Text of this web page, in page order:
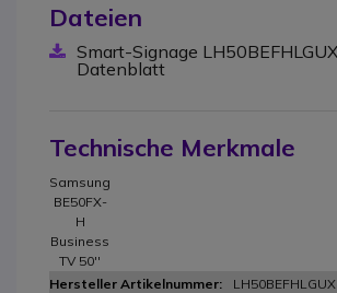
Dateien
Smart-Signage
Datenblatt
Technische Merkmale
Samsung
BE50FX-
H
Business
TV 50''